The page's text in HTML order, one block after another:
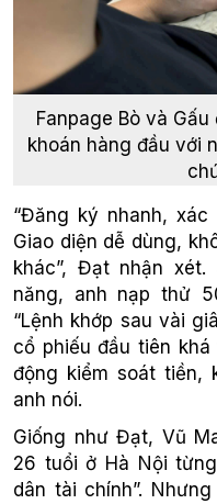
Fanpage Bò và
khoán hàng đầu với
“Đăng ký nhanh,
Giao diện dễ dùng,
khác”, Đạt nhận
năng, anh nạp thử
“Lệnh khớp sau vài
cổ phiếu đầu tiên
động kiểm soát tiền,
anh nói.
Giống như Đạt, Vũ
26 tuổi ở Hà Nội
dân tài chính”.